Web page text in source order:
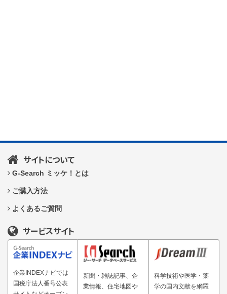
サイトについて
G-Search ミッケ！とは
ご購入方法
よくあるご質問
サービスサイト
企業INDEXナビでは
国税庁法人番号公表
新聞・雑誌記事、企
業情報、住宅地図や
科学技術や医学・薬
学の国内文献を網羅